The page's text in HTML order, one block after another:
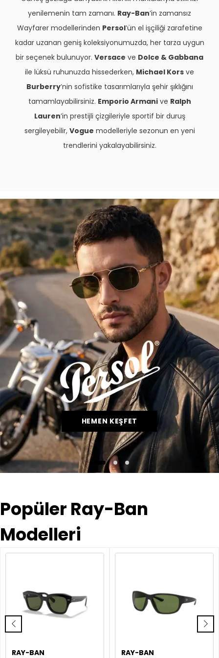
yenilemenin tam zamanı. Ray-Ban’in zamansız
Wayfarer modellerinden Persol’ün el işçiliği zarafetine
kadar uzanan geniş koleksiyonumuzda, her tarza uygun
bir seçenek bulunuyor. Versace ve Dolce & Gabbana
ile lüksü ruhunuzda hissederken, Michael Kors ve
Burberry’nin sofistike tasarımlarıyla şehir şıklığını
tamamlayabilirsiniz. Emporio Armanive Ralph
Lauren’in prestijli çizgileriyle sportif bir duruş
sergileyebilir, Vogue modelleriyle sezonun en yeni
trendlerini yakalayabilirsiniz.
HEMEN KEŞFET
Popüler Ray-Ban
Modelleri
RAY-BAN RAY-BAN